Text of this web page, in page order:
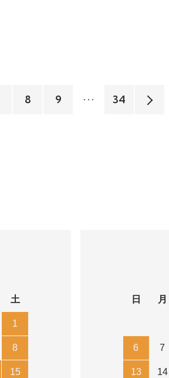
8 9 34
土
1
8
15
日
月
6 7
13 14